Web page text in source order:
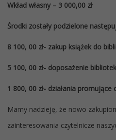
Wkład własny – 3 000,00 zł
Środki zostały podzielone
8 100, 00 zł- zakup książek do
5 100, 00 zł- doposażenie
1 800, 00 zł- działania promujące
Mamy nadzieję, że nowo
zainteresowania czytelnicze